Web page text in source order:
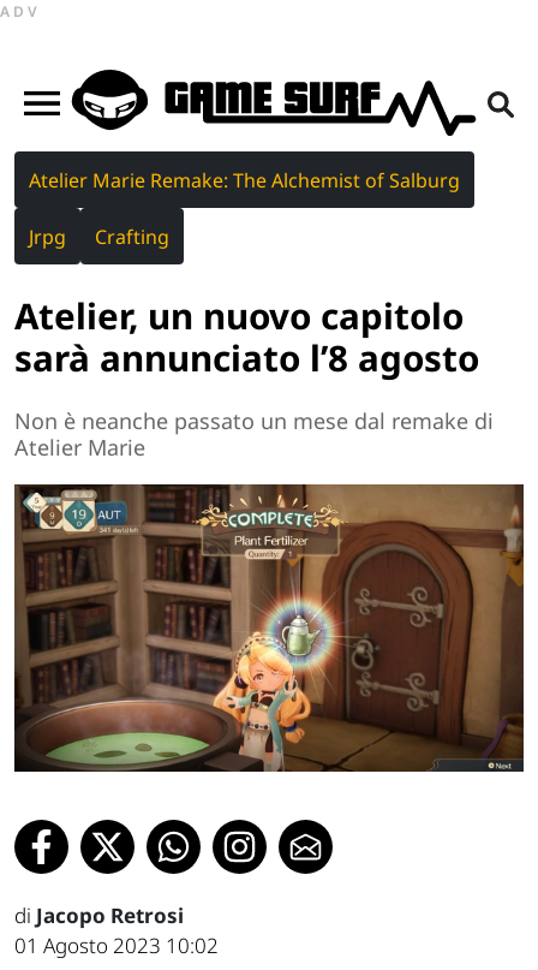
ADV
Atelier Marie Remake: The Alchemist of Salburg
Jrpg Crafting
Atelier, un nuovo capitolo
sarà annunciato l’8 agosto
Non è neanche passato un mese dal remake di
Atelier Marie
di Jacopo Retrosi
01 Agosto 2023 10:02